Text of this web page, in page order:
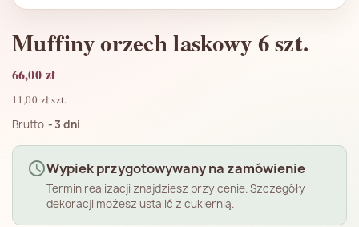
Muffiny orzech laskowy 6 szt.
66,00 zł
11,00 zł szt.
Brutto
3 dni
scheduleWypiek przygotowywany na zamówienie
Termin realizacji znajdziesz przy cenie. Szczegóły
dekoracji możesz ustalić z cukiernią.